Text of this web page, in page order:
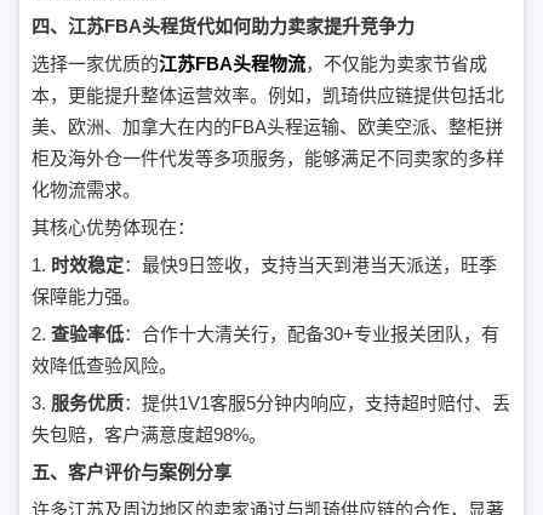
四、江苏FBA头程货代如何助力卖家提升竞争力
选择一家优质的江苏FBA头程物流，不仅能为卖家节省成
本，更能提升整体运营效率。例如，凯琦供应链提供包括北
美、欧洲、加拿大在内的FBA头程运输、欧美空派、整柜拼
柜及海外仓一件代发等多项服务，能够满足不同卖家的多样
化物流需求。
其核心优势体现在：
1. 时效稳定：最快9日签收，支持当天到港当天派送，旺季
保障能力强。
2. 查验率低：合作十大清关行，配备30+专业报关团队，有
效降低查验风险。
3. 服务优质：提供1V1客服5分钟内响应，支持超时赔付、丢
失包赔，客户满意度超98%。
五、客户评价与案例分享
许多江苏及周边地区的卖家通过与凯琦供应链的合作，显著